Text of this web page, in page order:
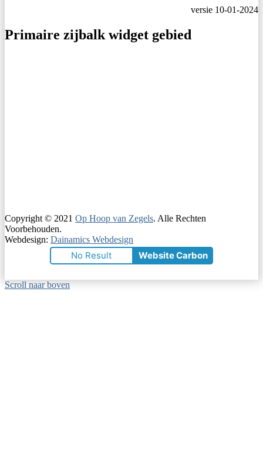
versie 10-01-2024
Primaire zijbalk widget gebied
Copyright © 2021 Op Hoop van Zegels. Alle Rechten
Voorbehouden.
Webdesign: Dainamics Webdesign
No Result Website Carbon
Scroll naar boven